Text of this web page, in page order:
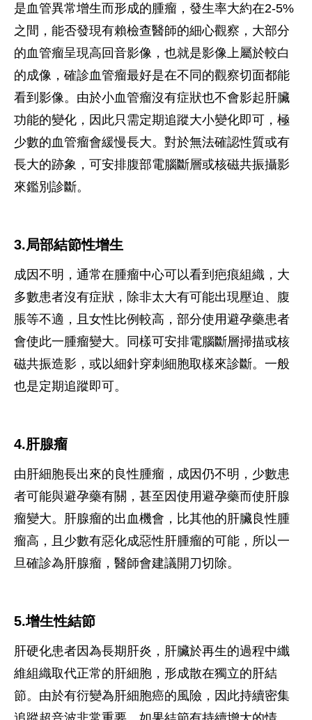
是血管異常增生而形成的腫瘤，發生率大約在2-5%
之間，能否發現有賴檢查醫師的細心觀察，大部分
的血管瘤呈現高回音影像，也就是影像上屬於較白
的成像，確診血管瘤最好是在不同的觀察切面都能
看到影像。由於小血管瘤沒有症狀也不會影起肝臟
功能的變化，因此只需定期追蹤大小變化即可，極
少數的血管瘤會緩慢長大。對於無法確認性質或有
長大的跡象，可安排腹部電腦斷層或核磁共振攝影
來鑑別診斷。
3.局部結節性增生
成因不明，通常在腫瘤中心可以看到疤痕組織，大
多數患者沒有症狀，除非太大有可能出現壓迫、腹
脹等不適，且女性比例較高，部分使用避孕藥患者
會使此一腫瘤變大。同樣可安排電腦斷層掃描或核
磁共振造影，或以細針穿刺細胞取樣來診斷。一般
也是定期追蹤即可。
4.肝腺瘤
由肝細胞長出來的良性腫瘤，成因仍不明，少數患
者可能與避孕藥有關，甚至因使用避孕藥而使肝腺
瘤變大。肝腺瘤的出血機會，比其他的肝臟良性腫
瘤高，且少數有惡化成惡性肝腫瘤的可能，所以一
旦確診為肝腺瘤，醫師會建議開刀切除。
5.增生性結節
肝硬化患者因為長期肝炎，肝臟於再生的過程中纖
維組織取代正常的肝細胞，形成散在獨立的肝結
節。由於有衍變為肝細胞癌的風險，因此持續密集